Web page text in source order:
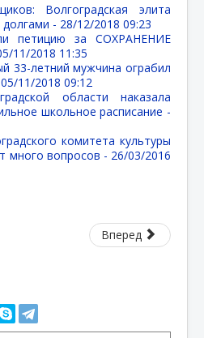
Волгоградская элита
- 28/12/2018 09:23
петицию за СОХРАНЕНИЕ
11/2018 11:35
33-летний мужчина ограбил
05/11/2018 09:12
области наказала
школьное расписание -
комитета культуры
много вопросов - 26/03/2016
Вперед